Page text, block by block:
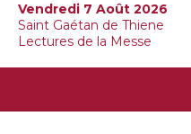
Vendredi 7 Août 2026
Saint Gaétan de Thiene
Lectures de la Messe